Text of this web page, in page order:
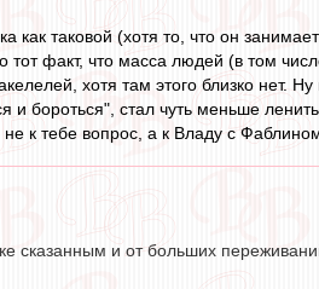
как таковой (хотя то, что он
тот факт, что масса людей (в том
хотя там этого близко нет.
и бороться", стал чуть меньше
не к тебе вопрос, а к Владу с
сказанным и от больших